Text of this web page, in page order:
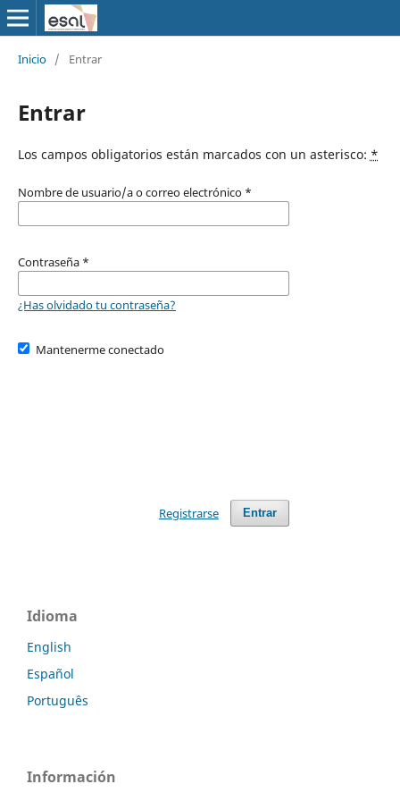
Inicio / Entrar
Entrar
Los campos obligatorios están marcados con un asterisco: *
Nombre de usuario/a o correo electrónico *
Contraseña *
¿Has olvidado tu contraseña?
Mantenerme conectado
Entrar
Registrarse
Idioma
English
Español
Português
Información